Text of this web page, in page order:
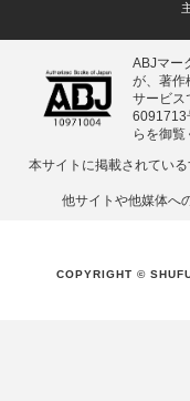
ABJマー
が、著作
サービス
6091713
らを御覧
本サイトに掲載されてい
他サイトや他媒体へ
COPYRIGHT ©